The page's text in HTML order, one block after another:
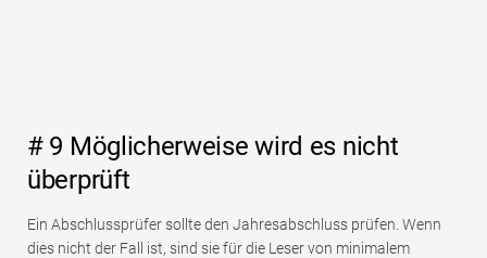
# 9 Möglicherweise wird es nicht
überprüft
Ein Abschlussprüfer sollte den Jahresabschluss prüfen. Wenn
dies nicht der Fall ist, sind sie für die Leser von minimalem